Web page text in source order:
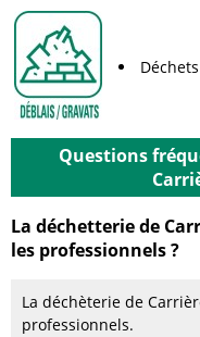
Questions
La déchetterie de
les professionnels ?
La déchèterie de
professionnels.